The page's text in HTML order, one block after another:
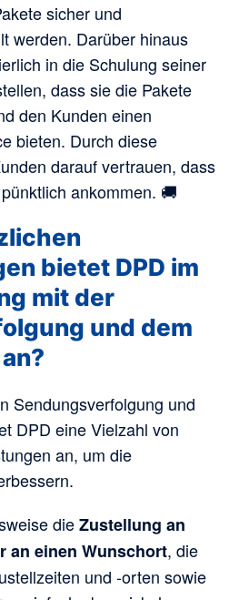
sicher und
werden. Darüber hinaus
in die Schulung seiner
dass sie die Pakete
den Kunden einen
bieten. Durch diese
darauf vertrauen, dass
ankommen. 🚚
bietet DPD im
mit der
und dem
Sendungsverfolgung und
DPD eine Vielzahl von
an, um die
dieZustellung an
an einen Wunschort, die
und -orten sowie